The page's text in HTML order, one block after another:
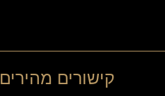
קישורים מהירים